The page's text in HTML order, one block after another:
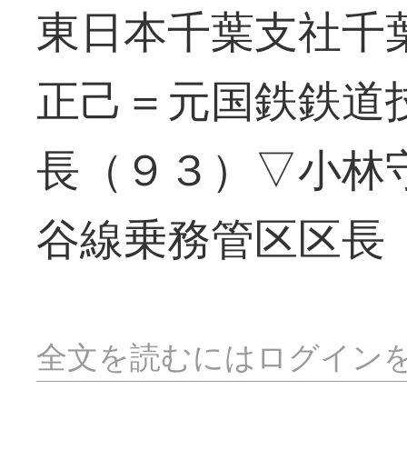
東日本千葉支社
正己＝元国鉄鉄道
長（９３）▽小林
谷線乗務管区区
全文を読むにはログイン